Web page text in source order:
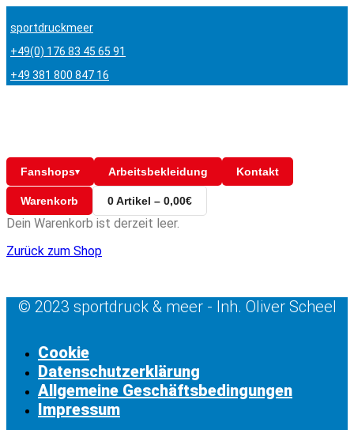
sportdruckmeer
+49(0) 176 83 45 65 91
+49 381 800 847 16
Fanshops▾ Arbeitsbekleidung Kontakt
Warenkorb 0 Artikel – 0,00€
Dein Warenkorb ist derzeit leer.
Zurück zum Shop
© 2023 sportdruck & meer - Inh. Oliver Scheel
Cookie
Datenschutzerklärung
Allgemeine Geschäftsbedingungen
Impressum